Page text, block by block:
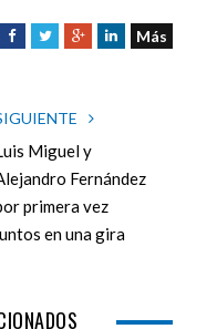
F
e
o
k
T
t
e
r
G
g
e
+
L
I
Más
Miguel y
Fernández
primera vez
en una gira